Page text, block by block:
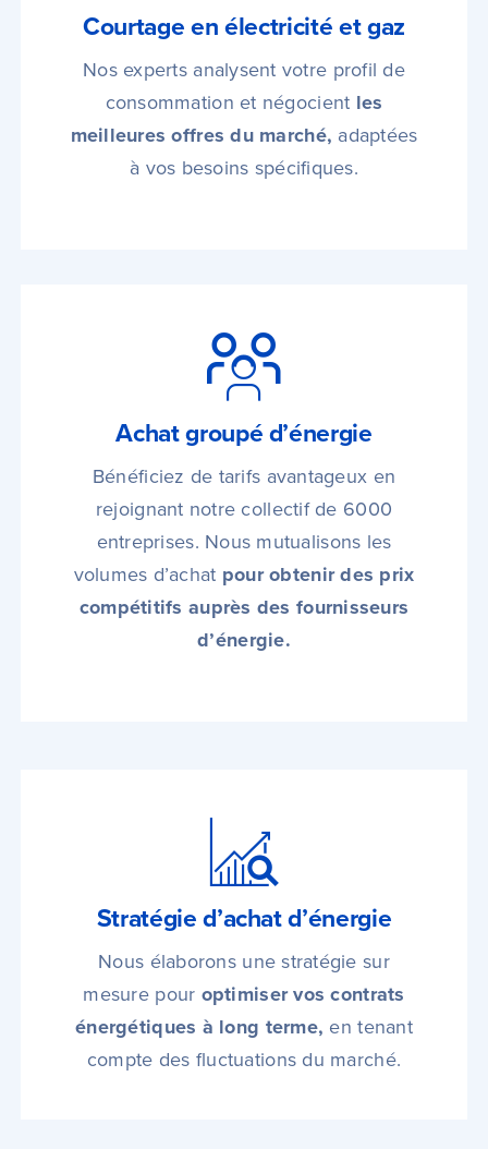
Courtage en électricité et gaz
Nos experts analysent votre profil de
consommation et négocient les
meilleures offres du marché, adaptées
à vos besoins spécifiques.
Achat groupé d’énergie
Bénéficiez de tarifs avantageux en
rejoignant notre collectif de 6000
entreprises. Nous mutualisons les
volumes d’achat pour obtenir des prix
compétitifs auprès des fournisseurs
d’énergie.
Stratégie d’achat d’énergie
Nous élaborons une stratégie sur
mesure pour optimiser vos contrats
énergétiques à long terme, en tenant
compte des fluctuations du marché.